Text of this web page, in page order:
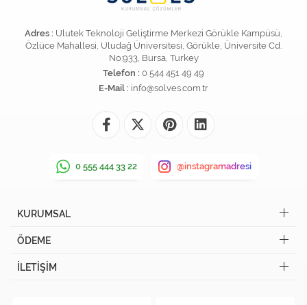
Adres : Ulutek Teknoloji Geliştirme Merkezi Görükle Kampüsü,
Özlüce Mahallesi, Uludağ Üniversitesi, Görükle, Üniversite Cd.
No:933, Bursa, Turkey
Telefon : 0 544 451 49 49
E-Mail : info@solves.com.tr
0 555 444 33 22 @instagramadresi
KURUMSAL
ÖDEME
İLETİŞİM